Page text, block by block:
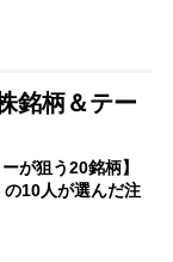
銘柄＆テー
が狙う20銘柄】
の10人が選んだ注